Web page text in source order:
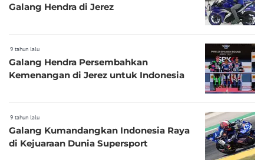
Galang Hendra di Jerez
9 tahun lalu
Galang Hendra Persembahkan
Kemenangan di Jerez untuk Indonesia
9 tahun lalu
Galang Kumandangkan Indonesia Raya
di Kejuaraan Dunia Supersport